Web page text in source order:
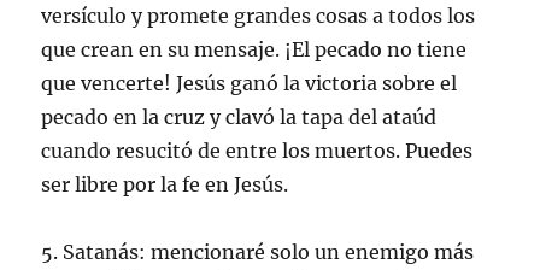
versículo y promete grandes cosas a todos los
que crean en su mensaje. ¡El pecado no tiene
que vencerte! Jesús ganó la victoria sobre el
pecado en la cruz y clavó la tapa del ataúd
cuando resucitó de entre los muertos. Puedes
ser libre por la fe en Jesús.
5. Satanás: mencionaré solo un enemigo más